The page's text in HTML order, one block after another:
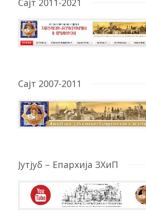
Сајт 2011-2021
Сајт 2007-2011
Јутјуб – Епархија ЗХиП